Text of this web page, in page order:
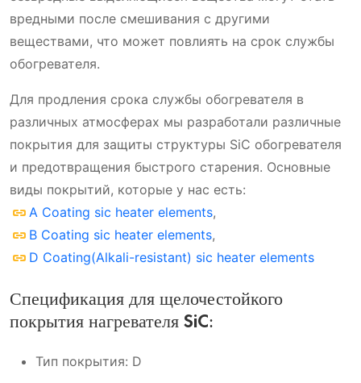
вредными после смешивания с другими
веществами, что может повлиять на срок службы
обогревателя.
Для продления срока службы обогревателя в
различных атмосферах мы разработали различные
покрытия для защиты структуры SiC обогревателя
и предотвращения быстрого старения. Основные
виды покрытий, которые у нас есть:
A Coating sic heater elements,
B Coating sic heater elements,
D Coating(Alkali-resistant) sic heater elements
Спецификация для щелочестойкого
покрытия нагревателя SiC:
Тип покрытия: D